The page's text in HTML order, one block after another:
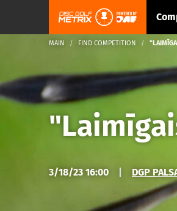
MAIN FIND COMPETITION
3/18/23 16:00 DGP